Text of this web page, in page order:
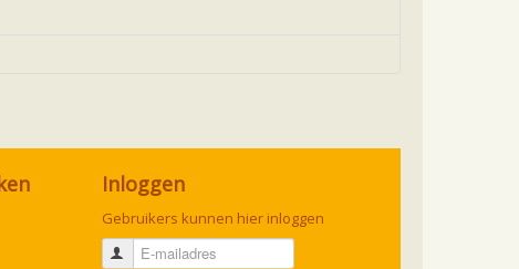
Inloggen
Gebruikers kunnen hier inloggen
E-mailadres